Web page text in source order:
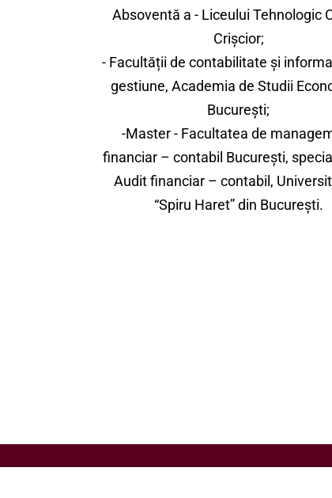
Absoventă a - Liceului Tehnologic
Crișcior;
- Facultății de contabilitate și
gestiune, Academia de Studii
București;
-Master - Facultatea de
financiar – contabil București,
Audit financiar – contabil,
“Spiru Haret” din București.